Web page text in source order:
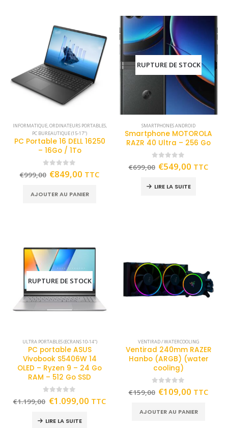
INFORMATIQUE,ORDINATEURS PORTABLES,
PC BUREAUTIQUE (15-17")
PC Portable 16 DELL 16250
– 16Go / 1To
out of 5
€999,00 €849,00 TTC
AJOUTER AU PANIER
RUPTURE DE STOCK
SMARTPHONES ANDROID
Smartphone MOTOROLA
RAZR 40 Ultra – 256 Go
out of 5
€699,00 €549,00 TTC
LIRE LA SUITE
RUPTURE DE STOCK
ULTRA PORTABLES (ECRANS 10-14")
PC portable ASUS
Vivobook S5406W 14
OLED – Ryzen 9 – 24 Go
RAM – 512 Go SSD
out of 5
€1.199,00 €1.099,00 TTC
LIRE LA SUITE
VENTIRAD / WATERCOOLING
Ventirad 240mm RAZER
Hanbo (ARGB) (water
cooling)
out of 5
€159,00 €109,00 TTC
AJOUTER AU PANIER